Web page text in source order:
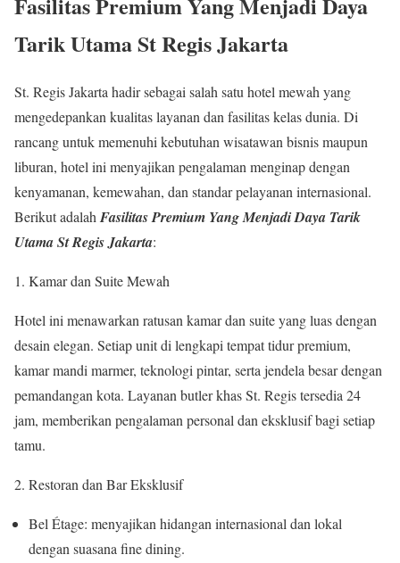
Tarik Utama St Regis Jakarta
St. Regis Jakarta hadir sebagai salah satu hotel mewah yang
mengedepankan kualitas layanan dan fasilitas kelas dunia. Di
rancang untuk memenuhi kebutuhan wisatawan bisnis maupun
liburan, hotel ini menyajikan pengalaman menginap dengan
kenyamanan, kemewahan, dan standar pelayanan internasional.
Berikut adalahFasilitas Premium Yang Menjadi Daya Tarik
Utama St Regis Jakarta:
Kamar dan Suite Mewah
Hotel ini menawarkan ratusan kamar dan suite yang luas dengan
desain elegan. Setiap unit di lengkapi tempat tidur premium,
kamar mandi marmer, teknologi pintar, serta jendela besar dengan
pemandangan kota. Layanan butler khas St. Regis tersedia 24
jam, memberikan pengalaman personal dan eksklusif bagi setiap
tamu.
Restoran dan Bar Eksklusif
Bel Étage: menyajikan hidangan internasional dan lokal
dengan suasana fine dining.